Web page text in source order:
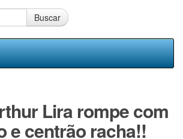
Buscar
Lira rompe com
e centrão racha!!